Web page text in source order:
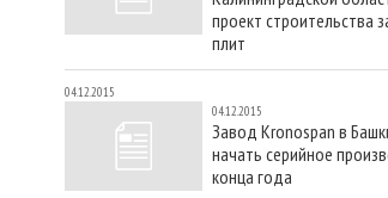
проект строительства
плит
04.12.2015
04.12.2015
Завод Kronospan в
начать серийное
конца года